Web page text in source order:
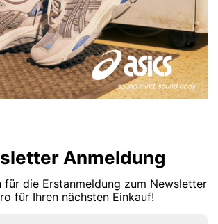
Anmeldung
für die Erstanmeldung zum Newsletter
für Ihren nächsten Einkauf!